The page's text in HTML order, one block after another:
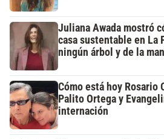
Juliana Awada mostró
casa sustentable en La
ningún árbol y de la
Cómo está hoy Rosario
Palito Ortega y
internación